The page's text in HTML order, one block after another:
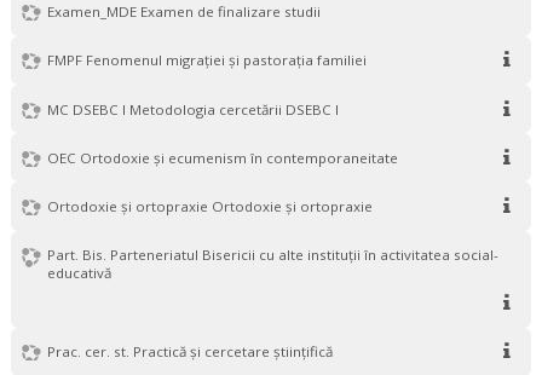
Examen_MDE Examen de finalizare studii
FMPF Fenomenul migrației și pastorația familiei
MC DSEBC I Metodologia cercetării DSEBC I
OEC Ortodoxie și ecumenism în contemporaneitate
Ortodoxie și ortopraxie Ortodoxie și ortopraxie
Part. Bis. Parteneriatul Bisericii cu alte instituţii în activitatea social-
educativă
Prac. cer. st. Practică şi cercetare ştiinţifică